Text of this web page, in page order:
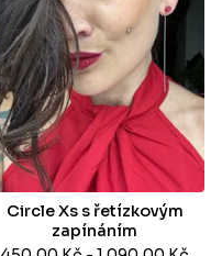
Circle Xs s řetízkovým
zapínáním